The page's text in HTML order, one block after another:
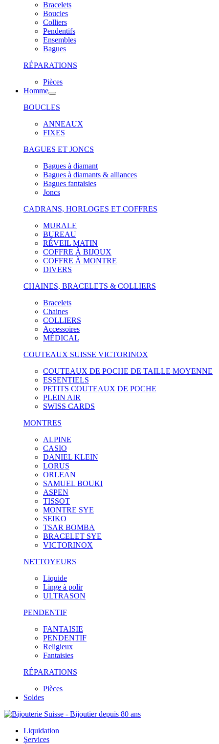
Bracelets
Boucles
Colliers
Pendentifs
Ensembles
Bagues
RÉPARATIONS
Pièces
Homme
BOUCLES
ANNEAUX
FIXES
BAGUES ET JONCS
Bagues à diamant
Bagues à diamants & alliances
Bagues fantaisies
Joncs
CADRANS, HORLOGES ET COFFRES
MURALE
BUREAU
RÉVEIL MATIN
COFFRE À BIJOUX
COFFRE À MONTRE
DIVERS
CHAINES, BRACELETS & COLLIERS
Bracelets
Chaines
COLLIERS
Accessoires
MÉDICAL
COUTEAUX SUISSE VICTORINOX
COUTEAUX DE POCHE DE TAILLE MOYENNE
ESSENTIELS
PETITS COUTEAUX DE POCHE
PLEIN AIR
SWISS CARDS
MONTRES
ALPINE
CASIO
DANIEL KLEIN
LORUS
ORLEAN
SAMUEL BOUKI
ASPEN
TISSOT
MONTRE SYE
SEIKO
TSAR BOMBA
BRACELET SYE
VICTORINOX
NETTOYEURS
Liquide
Linge à polir
ULTRASON
PENDENTIF
FANTAISIE
PENDENTIF
Religieux
Fantaisies
RÉPARATIONS
Pièces
Soldes
Liquidation
Services